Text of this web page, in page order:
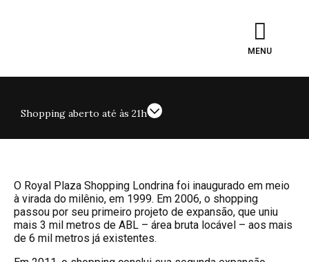
MENU
Shopping aberto até às 21h
O Royal Plaza Shopping Londrina foi inaugurado em meio
à virada do milênio, em 1999. Em 2006, o shopping
passou por seu primeiro projeto de expansão, que uniu
mais 3 mil metros de ABL – área bruta locável – aos mais
de 6 mil metros já existentes.